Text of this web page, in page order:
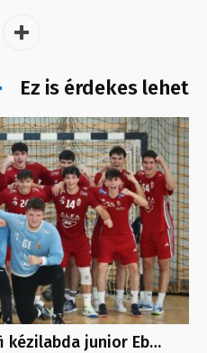
Ez is érdekes lehet
kézilabda junior Eb…